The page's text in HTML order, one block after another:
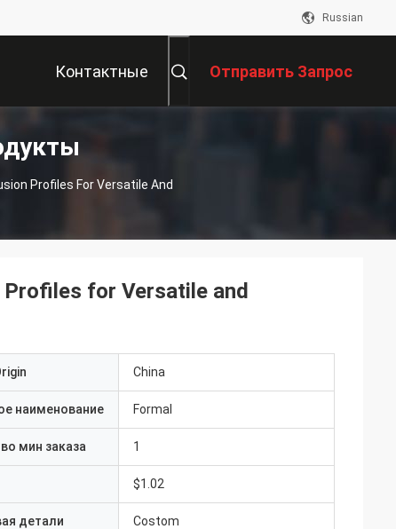
Russian
Контактные Отправить Запрос
Profiles For Versatile And
for Versatile and
China
наименование Formal
мин заказа 1
$1.02
детали Costom